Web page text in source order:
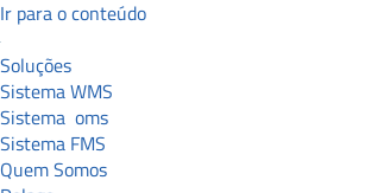
Ir para o conteúdo
Soluções
Sistema WMS
Sistema oms
Sistema FMS
Quem Somos